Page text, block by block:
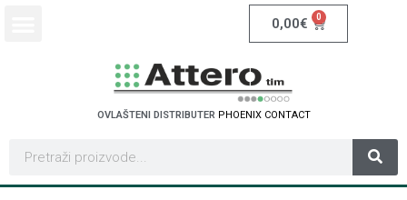
0,00€ 0
OVLAŠTENI DISTRIBUTER PHOENIX CONTACT